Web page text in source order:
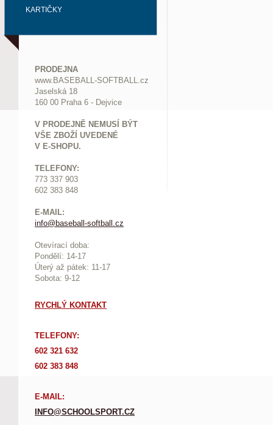
KARTIČKY
PRODEJNA
www.BASEBALL-SOFTBALL.cz
Jaselská 18
160 00 Praha 6 - Dejvice
V PRODEJNĚ NEMUSÍ BÝT
VŠE ZBOŽÍ UVEDENÉ
V E-SHOPU.
TELEFONY:
773 337 903
602 383 848
E-MAIL:
info@baseball-softball.cz
Otevírací doba:
Pondělí: 14-17
Úterý až pátek: 11-17
Sobota: 9-12
RYCHLÝ KONTAKT
TELEFONY:
602 321 632
602 383 848
E-MAIL:
INFO@SCHOOLSPORT.CZ